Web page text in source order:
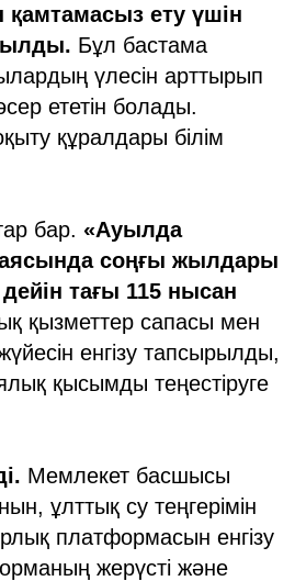
ету үшін
Бұл бастама
үлесін арттырып
ететін болады.
құралдары білім
бар. «Ауылда
соңғы жылдары
тағы 115 нысан
қызметтер сапасы мен
енгізу тапсырылды,
қысымды теңестіруге
Мемлекет басшысы
ұлттық су теңгерімін
платформасын енгізу
жерүсті және